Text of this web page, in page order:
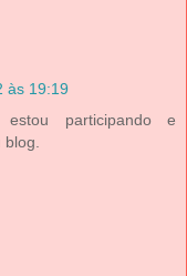
às 19:19
participando e